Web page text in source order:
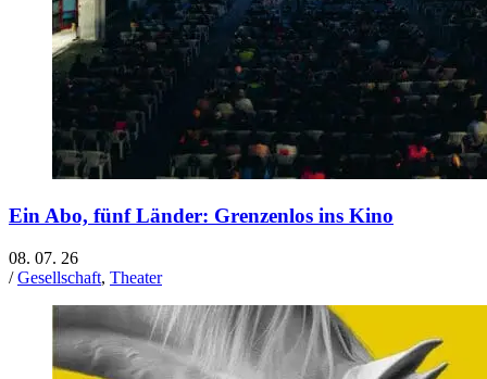
Ein Abo, fünf Länder: Grenzenlos ins Kino
08. 07. 26
/Gesellschaft, Theater